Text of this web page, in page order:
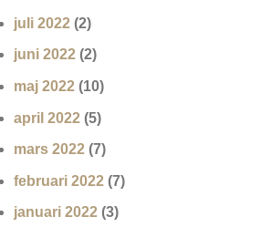
juli 2022 (2)
juni 2022 (2)
maj 2022 (10)
april 2022 (5)
mars 2022 (7)
februari 2022 (7)
januari 2022 (3)